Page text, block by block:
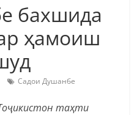
бахшида
ҳамоиш
Садои Душанбе
таҳти